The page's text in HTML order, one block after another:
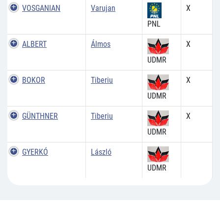
VOSGANIAN
Varujan
PNL
X
ALBERT
Álmos
UDMR
X
BOKOR
Tiberiu
UDMR
X
GÜNTHNER
Tiberiu
UDMR
X
GYERKÓ
László
UDMR